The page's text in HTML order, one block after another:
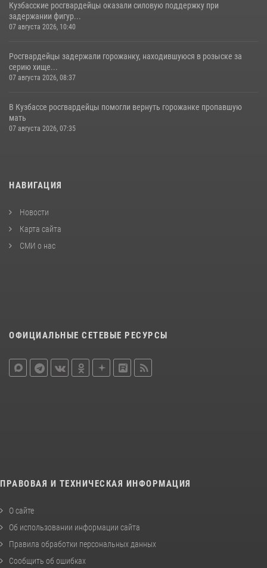
Кузбасские росгвардейцы оказали силовую поддержку при
задержании фигур...
07 августа 2026, 10:40
Росгвардейцы задержали горожанку, находившуюся в розыске за
серию хище...
07 августа 2026, 08:37
В Кузбассе росгвардейцы помогли вернуть горожанке пропавшую
мать
07 августа 2026, 07:35
НАВИГАЦИЯ
Новости
Карта сайта
СМИ о нас
ОФИЦИАЛЬНЫЕ СЕТЕВЫЕ РЕСУРСЫ
ПРАВОВАЯ И ТЕХНИЧЕСКАЯ ИНФОРМАЦИЯ
О сайте
Об использовании информации сайта
Правила обработки персональных данных
Сообщить об ошибках